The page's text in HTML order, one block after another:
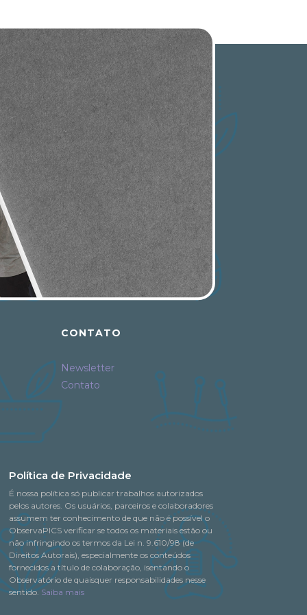
CONTATO
Newsletter
Contato
Política de Privacidade
É nossa política só publicar trabalhos autorizados
pelos autores. Os usuários, parceiros e colaboradores
assumem ter conhecimento de que não é possível o
ObservaPICS verificar se todos os materiais estão ou
não infringindo os termos da Lei n. 9.610/98 (de
Direitos Autorais), especialmente os conteúdos
fornecidos a título de colaboração, isentando o
Observatório de quaisquer responsabilidades nesse
sentido. Saiba mais